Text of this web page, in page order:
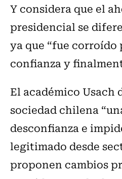
Y considera que el
presidencial se
ya que “fue corroído
confianza y
El académico Usach
sociedad chilena
desconfianza e
legitimado desde
proponen cambios